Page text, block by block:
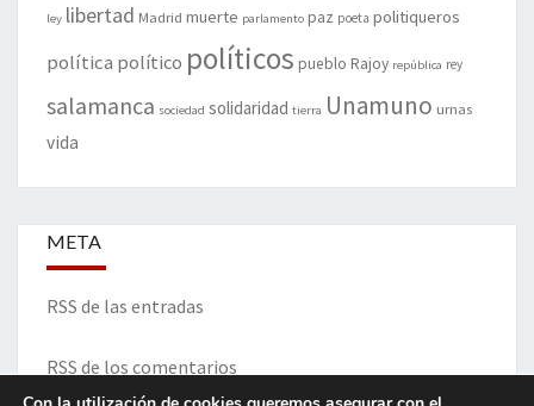
ley libertad Madrid muerte parlamento paz poeta politiqueros
política político políticos pueblo Rajoy república rey
salamanca sociedad solidaridad tierra Unamuno urnas
vida
META
RSS de las entradas
RSS de los comentarios